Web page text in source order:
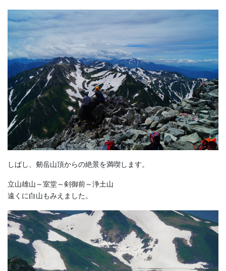
しばし、剱岳山頂からの絶景を満喫します。
立山雄山～室堂～剣御前～浄土山
遠くに白山もみえました。